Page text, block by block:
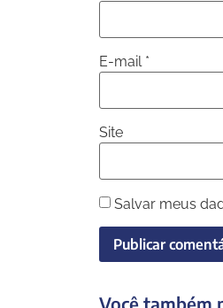
E-mail *
Site
Salvar meus
Você também